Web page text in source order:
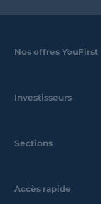
Nos offres YouFirst
Investisseurs
Sections
Accès rapide